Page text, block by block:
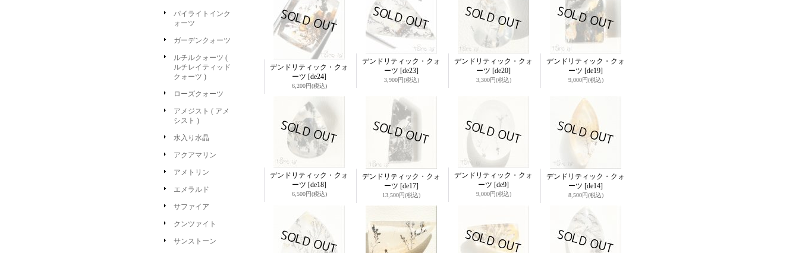
パイライトインク
ォーツ
ガーデンクォーツ
ルチルクォーツ (
ルチレイティッド
クォーツ )
ローズクォーツ
アメジスト ( アメ
シスト )
水入り水晶
アクアマリン
アメトリン
エメラルド
サファイア
クンツァイト
サンストーン
デンドリティック・クォ
ーツ [de24]
6,200円(税込)
デンドリティック・クォ
ーツ [de23]
3,900円(税込)
デンドリティック・クォ
ーツ [de20]
3,300円(税込)
デンドリティック・クォ
ーツ [de19]
9,000円(税込)
デンドリティック・クォ
ーツ [de18]
6,500円(税込)
デンドリティック・クォ
ーツ [de17]
13,500円(税込)
デンドリティック・クォ
ーツ [de9]
9,000円(税込)
デンドリティック・クォ
ーツ [de14]
8,500円(税込)